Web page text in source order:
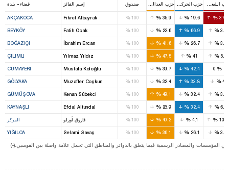
قضاء - بلدة إسم الفائز صندوق
AKÇAKOCA Fikret Albayrak %100 %35.9 % 19.6 % 37.4
BEYKÖY Fatih Ocak %100 %22.6 % 66.9 %3.2
BOĞAZIÇI İbrahim Ercan %100 %41.6 % 26.7 %3.2
ÇILIMLI Yılmaz Yıldız %100 %47.5 % 41 %5.7
CUMAYERI Mustafa Koloğlu %100 %39.7 % 42.4 %
GÖLYAKA Muzaffer Coşkun %100 %32.4 % 33.8 %4
GÜMÜŞOVA Kenan Sübekci %100 %49.1 % 32.4 %3.7
KAYNAŞLI Efdal Altundal %100 %28.9 % 32.4 %6.2
المركز فاروق أوزلو %100 %40.2 %4.1 % 13.4
YIĞILCA Selami Savaş %100 %36.1 % 26.1 %3.9
المؤسسات والمصادر الرسمية فيما يتعلق بالدوائر والمناطق التي تحمل علامة واصلة بين القوسين